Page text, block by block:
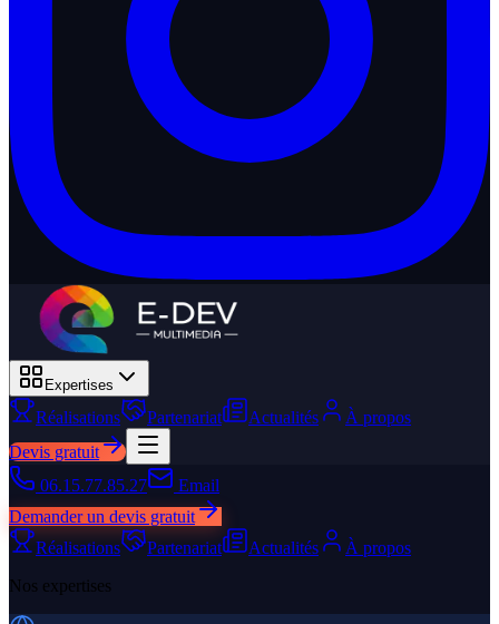
Expertises
Réalisations Partenariat Actualités
À propos
Devis gratuit
06.15.77.85.27
Email
Demander un devis gratuit
Réalisations
Partenariat Actualités
À propos
Nos expertises